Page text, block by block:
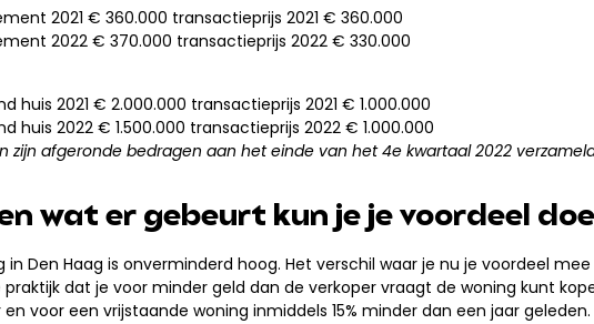
2021 € 360.000 transactieprijs 2021 € 360.000
2022 € 370.000 transactieprijs 2022 € 330.000
huis 2021 € 2.000.000 transactieprijs 2021 € 1.000.000
huis 2022 € 1.500.000 transactieprijs 2022 € 1.000.000
zijn afgeronde bedragen aan het einde van het 4e kwartaal 2022
wat er gebeurt kun je je voordeel
in Den Haag is onverminderd hoog. Het verschil waar je nu je voordeel
dat je voor minder geld dan de verkoper vraagt de woning kunt
voor een vrijstaande woning inmiddels 15% minder dan een jaar geleden.